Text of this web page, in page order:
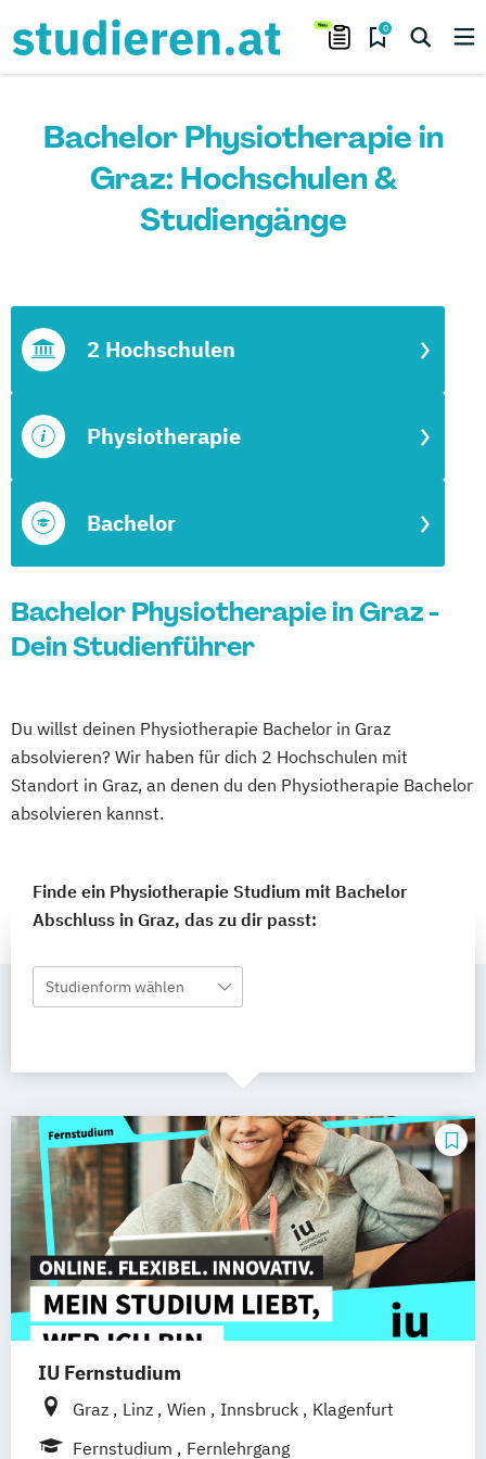
0
Bachelor Physiotherapie in
Graz: Hochschulen &
Studiengänge
Bachelor
Physiotherapie
2 Hochschulen
Bachelor Physiotherapie in Graz -
Dein Studienführer
Du willst deinen Physiotherapie Bachelor in Graz
absolvieren? Wir haben für dich 2 Hochschulen mit
Standort in Graz, an denen du den Physiotherapie Bachelor
absolvieren kannst.
Finde ein Physiotherapie Studium mit Bachelor
Abschluss in Graz, das zu dir passt:
Studienform wählen
IU Fernstudium
Graz Linz Wien Innsbruck
Klagenfurt
Fernstudium
Fernlehrgang